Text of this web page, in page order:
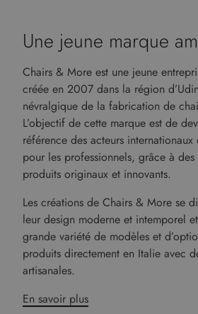
Une jeune marque
Chairs & More est une jeune
créée en 2007 dans la région
névralgique de la fabrication de
L’objectif de cette marque est de
référence des acteurs
pour les professionnels, grâce à
produits originaux et innovants.
Les créations de Chairs & More se
leur design moderne et intemporel
grande variété de modèles et
produits directement en Italie avec
artisanales.
En savoir plus